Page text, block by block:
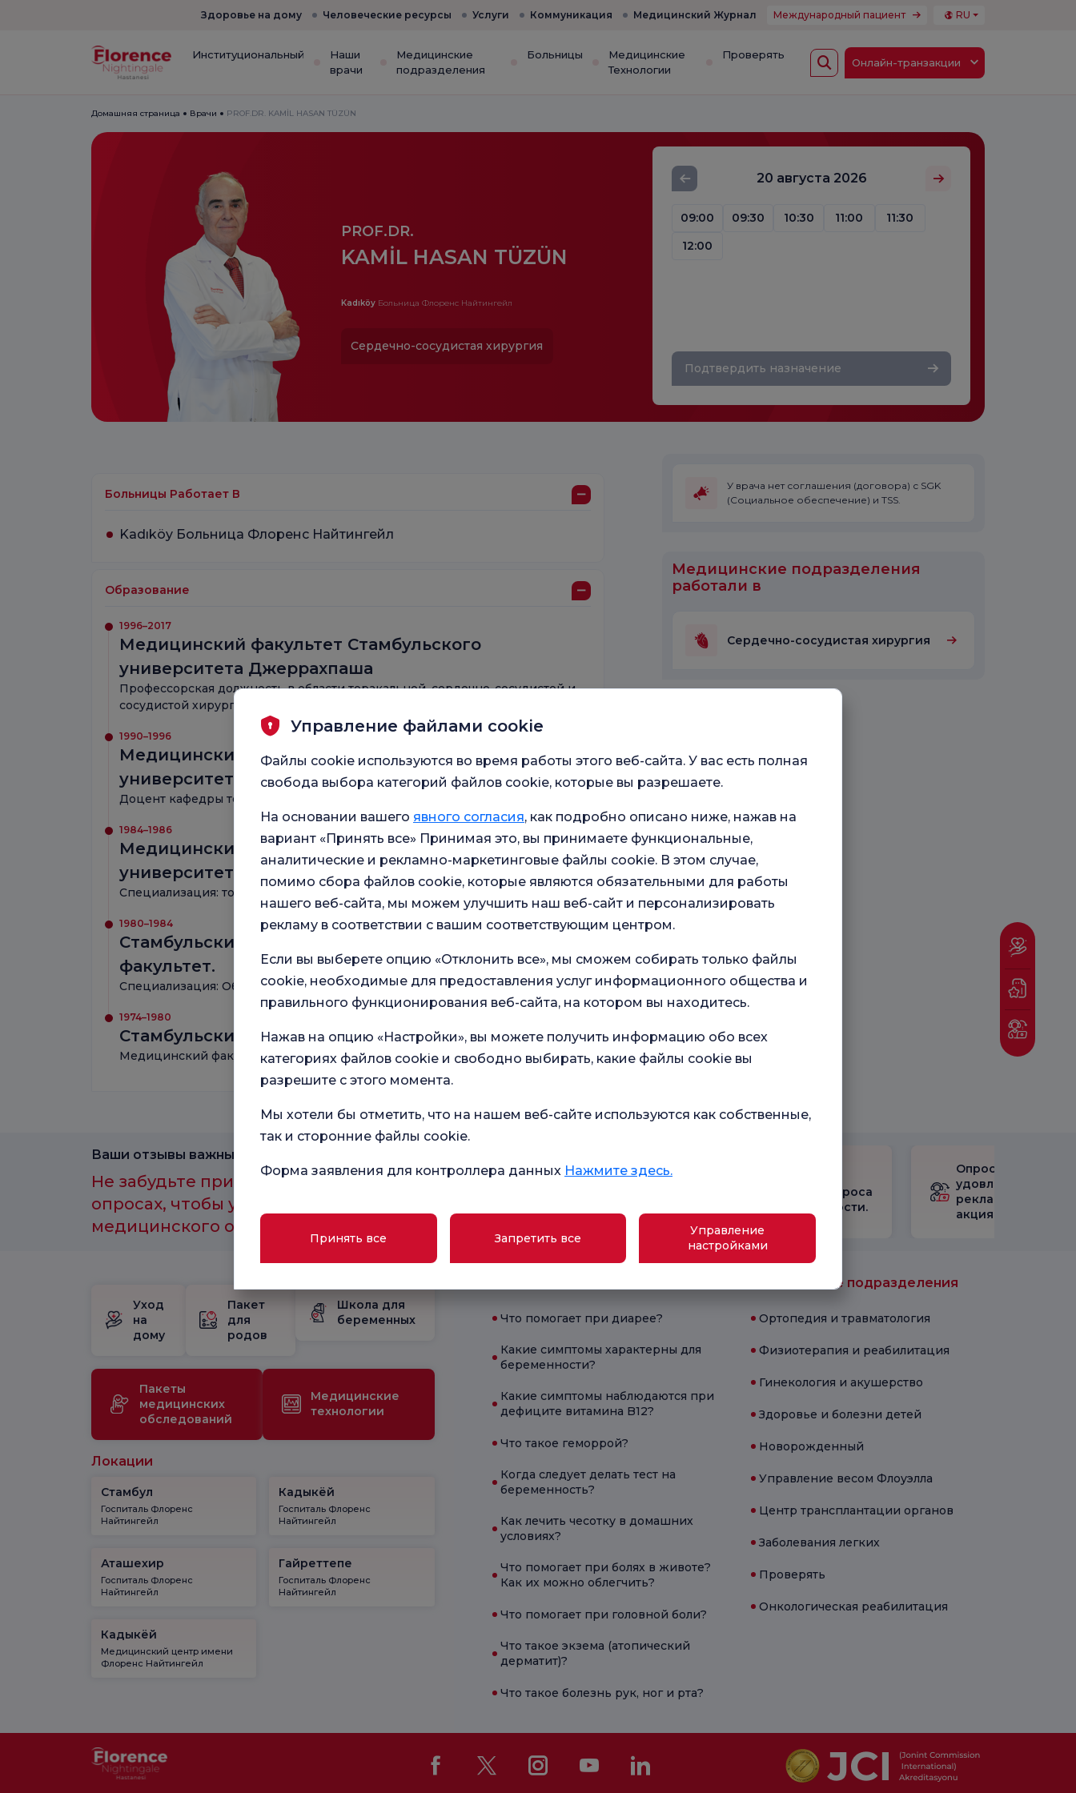
Здоровье на дому Человеческие ресурсы Услуги Коммуникация Медицинский Журнал Международный пациент RU
Институциональный
Наши
врачи
Медицинские
подразделения
Больницы
Медицинские
Технологии
Проверять
Онлайн-транзакции
Домашняя страница Врачи PROF.DR. KAMİL HASAN TÜZÜN
PROF.DR.
KAMİL HASAN TÜZÜN
KadıköyБольница Флоренс Найтингейл
Сердечно-сосудистая хирургия
20 августа 2026
09:00 09:30 10:30 11:00
11:30
12:00
Подтвердить назначение
Больницы Работает В
Kadıköy Больница Флоренс Найтингейл
Образование
1996–2017
Медицинский факультет Стамбульского
университета Джеррахпаша
Профессорская должность в области торакальной, сердечно-сосудистой и
сосудистой хирургии.
1990–1996
Медицинский факультет Стамбульского
университета Джеррахпаша
Доцент кафедры торакальной, сердечно-сосудистой и сосудистой хирургии.
1984–1986
Медицинский факультет Стамбульского
университета Джеррахпаша
Специализация: торакальная, сердечно-сосудистая и сосудистая хирургия
1980–1984
Стамбульский университет, Медицинский
факультет.
Специализация: Общая хирургия
1974–1980
Стамбульский университет Джеррахпаша
Медицинский факультет
У врача нет соглашения (договора) с SGK
(Социальное обеспечение) и TSS.
Медицинские подразделения
работали в
Сердечно-сосудистая хирургия
Уход
на
дому
Пакет
для
родов
Школа для
беременных
Пакеты
медицинских
обследований
Медицинские
технологии
Локации
Стамбул
Госпиталь Флоренс
Найтингейл
Кадыкёй
Госпиталь Флоренс
Найтингейл
Аташехир
Госпиталь Флоренс
Найтингейл
Гайреттепе
Госпиталь Флоренс
Найтингейл
Кадыкёй
Медицинский центр имени
Флоренс Найтингейл
Что помогает при диарее?
Какие симптомы характерны для
беременности?
Какие симптомы наблюдаются при
дефиците витамина B12?
Что такое геморрой?
Когда следует делать тест на
беременность?
Как лечить чесотку в домашних
условиях?
Что помогает при болях в животе?
Как их можно облегчить?
Что помогает при головной боли?
Что такое экзема (атопический
дерматит)?
Что такое болезнь рук, ног и рта?
Медицинские подразделения
Ортопедия и травматология
Физиотерапия и реабилитация
Гинекология и акушерство
Здоровье и болезни детей
Новорожденный
Управление весом Флоуэлла
Центр трансплантации органов
Заболевания легких
Проверять
Онкологическая реабилитация
Ваши отзывы важны для нас.
Не забудьте принять участие в наших
опросах, чтобы улучшить качество
медицинского обслуживания.
результатами опроса
удовлетворенности.
Опрос
рекламными
акциями
Управление файлами cookie
Файлы cookie используются во время работы этого веб-сайта. У вас есть полная
свобода выбора категорий файлов cookie, которые вы разрешаете.
На основании вашего явного согласия, как подробно описано ниже, нажав на
вариант «Принять все» Принимая это, вы принимаете функциональные,
аналитические и рекламно-маркетинговые файлы cookie. В этом случае,
помимо сбора файлов cookie, которые являются обязательными для работы
нашего веб-сайта, мы можем улучшить наш веб-сайт и персонализировать
рекламу в соответствии с вашим соответствующим центром.
Если вы выберете опцию «Отклонить все», мы сможем собирать только файлы
cookie, необходимые для предоставления услуг информационного общества и
правильного функционирования веб-сайта, на котором вы находитесь.
Нажав на опцию «Настройки», вы можете получить информацию обо всех
категориях файлов cookie и свободно выбирать, какие файлы cookie вы
разрешите с этого момента.
Мы хотели бы отметить, что на нашем веб-сайте используются как собственные,
так и сторонние файлы cookie.
Форма заявления для контроллера данных Нажмите здесь.
Принять все Запретить все
Управление
настройками